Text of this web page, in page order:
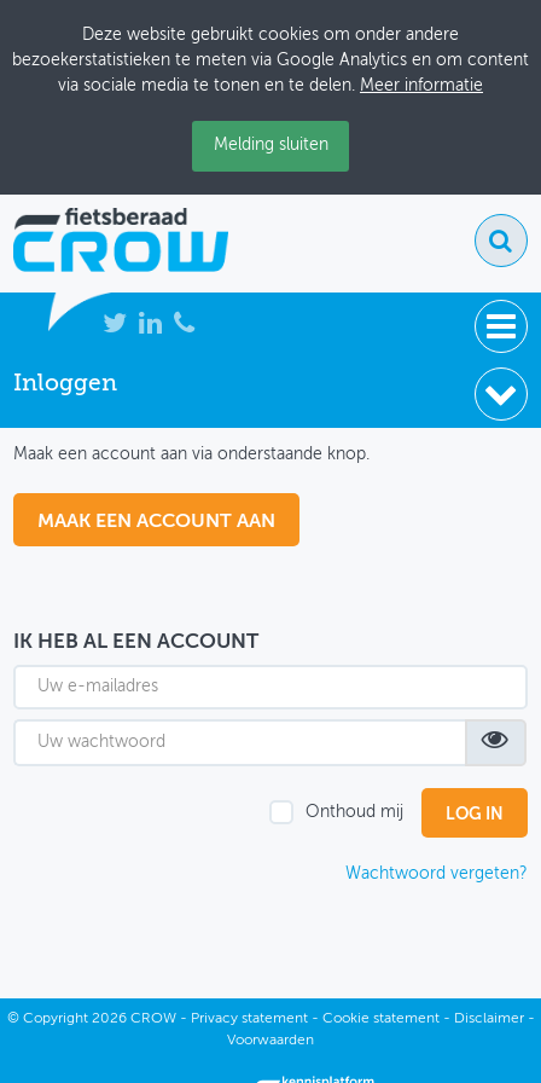
Deze website gebruikt cookies om onder andere
bezoekerstatistieken te meten via Google Analytics en om content
via sociale media te tonen en te delen. Meer informatie
Melding sluiten
NIEUWS
THEMASITES
MIJN PROFIEL
GEBRUIKER
Inloggen
Maak een account aan via onderstaande knop.
MAAK EEN ACCOUNT AAN
IK HEB AL EEN ACCOUNT
Onthoud mij
Wachtwoord vergeten?
© Copyright2026 CROW - Privacy statement- Cookie statement- Disclaimer-
Voorwaarden